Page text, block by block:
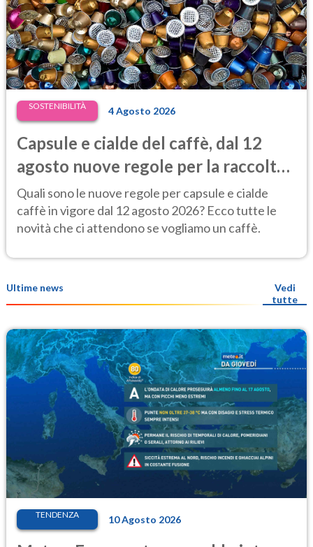
SOSTENIBILITÀ 4 Agosto 2026
Capsule e cialde del caffè, dal 12
agosto nuove regole per la raccolta
differenziata
Quali sono le nuove regole per capsule e cialde
caffè in vigore dal 12 agosto 2026? Ecco tutte le
novità che ci attendono se vogliamo un caffè.
Ultime news
Vedi
tutte
TENDENZA 10 Agosto 2026